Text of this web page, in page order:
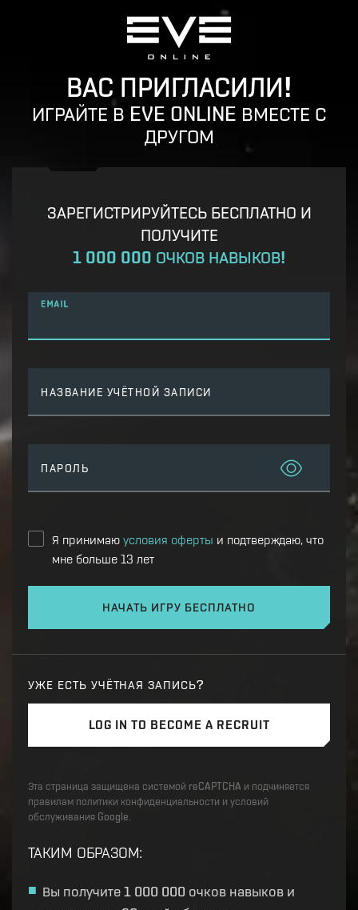
ВАС ПРИГЛАСИЛИ!
ИГРАЙТЕ В EVE ONLINE ВМЕСТЕ С
ДРУГОМ
ЗАРЕГИСТРИРУЙТЕСЬ БЕСПЛАТНО И
ПОЛУЧИТЕ
1 000 000 ОЧКОВ НАВЫКОВ!
EMAIL
НАЗВАНИЕ УЧЁТНОЙ ЗАПИСИ
ПАРОЛЬ
Я принимаю условия оферты и подтверждаю, что
мне больше 13 лет
НАЧАТЬ ИГРУ БЕСПЛАТНО
УЖЕ ЕСТЬ УЧЁТНАЯ ЗАПИСЬ?
LOG IN TO BECOME A RECRUIT
Эта страница защищена системой reCAPTCHA и подчиняется
правилам политики конфиденциальности и условий
обслуживания Google.
ТАКИМ ОБРАЗОМ:
Вы получите 1 000 000 очков навыков и